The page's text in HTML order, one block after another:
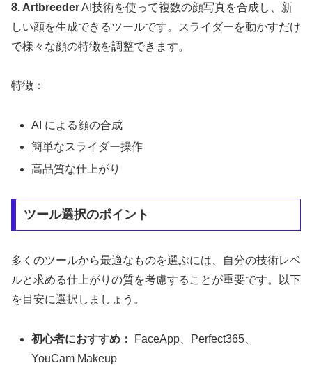
8. ArtbreederAI技術を使って複数の顔写真を合成し、新
しい顔を生成できるツールです。スライダーを動かすだけ
で様々な顔の特徴を調整できます。
特徴：
AI による顔の合成
簡単なスライダー操作
高品質な仕上がり
ツール選択のポイント
多くのツールから最適なものを選ぶには、自分の技術レベ
ルと求める仕上がりの質を考慮することが重要です。以下
を目安に選択しましょう。
初心者におすすめ：
FaceApp、Perfect365、
YouCam Makeup